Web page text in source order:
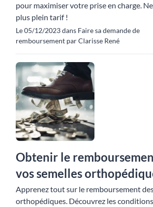
pour maximiser votre prise en charge.
plus plein tarif !
Le 05/12/2023 dans Faire sa demande de
remboursement par Clarisse René
Obtenir le
vos semelles
Apprenez tout sur le remboursement
orthopédiques. Découvrez les